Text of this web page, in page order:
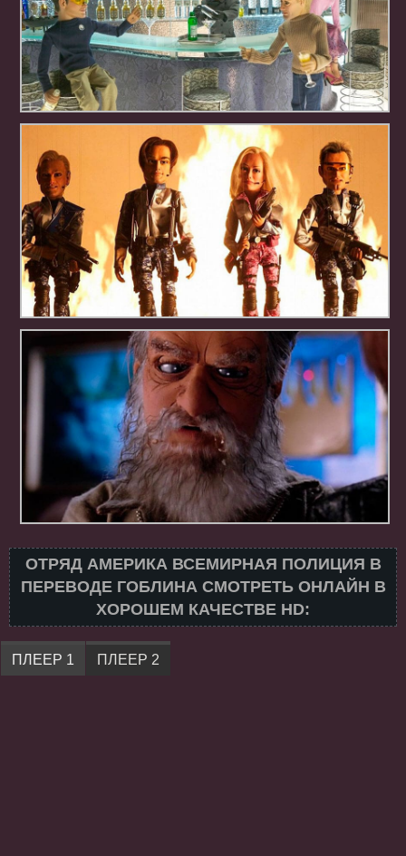
ОТРЯД АМЕРИКА ВСЕМИРНАЯ ПОЛИЦИЯ В
ПЕРЕВОДЕ ГОБЛИНА СМОТРЕТЬ ОНЛАЙН В
ХОРОШЕМ КАЧЕСТВЕ HD:
ПЛЕЕР 1 ПЛЕЕР 2